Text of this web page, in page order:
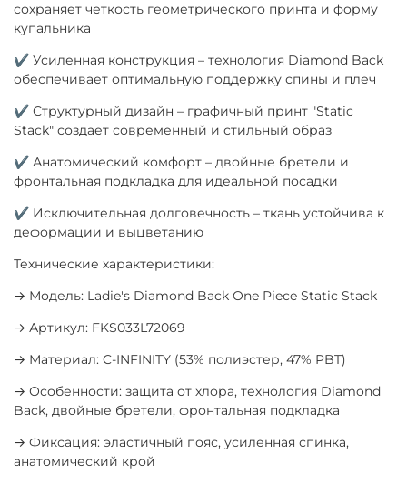
сохраняет четкость геометрического принта и форму
купальника
✔ Усиленная конструкция – технология Diamond Back
обеспечивает оптимальную поддержку спины и плеч
✔ Структурный дизайн – графичный принт "Static
Stack" создает современный и стильный образ
✔ Анатомический комфорт – двойные бретели и
фронтальная подкладка для идеальной посадки
✔ Исключительная долговечность – ткань устойчива к
деформации и выцветанию
Технические характеристики:
→ Модель: Ladie's Diamond Back One Piece Static Stack
→ Артикул: FKS033L72069
→ Материал: C-INFINITY (53% полиэстер, 47% PBT)
→ Особенности: защита от хлора, технология Diamond
Back, двойные бретели, фронтальная подкладка
→ Фиксация: эластичный пояс, усиленная спинка,
анатомический крой